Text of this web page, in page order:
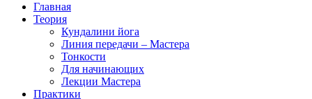
Главная
Теория
Кундалини йога
Линия передачи – Мастера
Тонкости
Для начинающих
Лекции Мастера
Практики